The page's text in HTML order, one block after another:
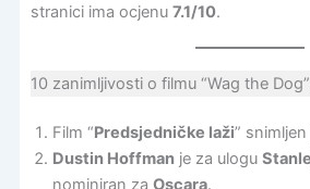
stranici ima ocjenu 7.1/10.
10 zanimljivosti o filmu “Wag the
Film “Predsjedničke laži”
Dustin Hoffmanje za ulogu